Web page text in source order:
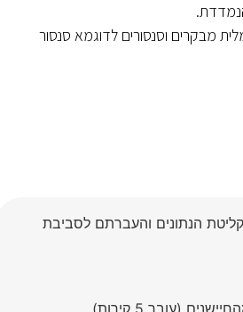
מבקרים וסנסורים לדוגמא סנסור
הנתונים והעברתם לסביבת